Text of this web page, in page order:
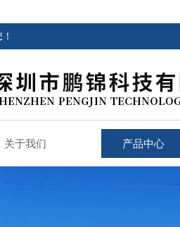
关于我们 产品中心